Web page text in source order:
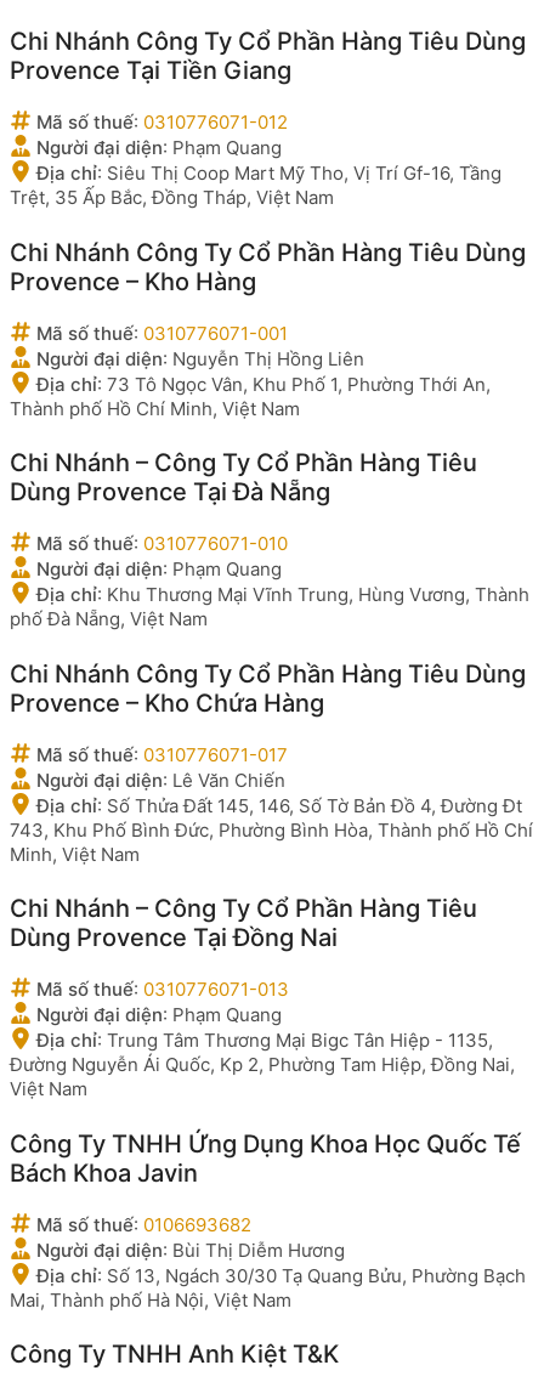
Chi Nhánh Công Ty Cổ Phần Hàng Tiêu Dùng
Provence Tại Tiền Giang
Mã số thuế: 0310776071-012
Người đại diện: Phạm Quang
Địa chỉ: Siêu Thị Coop Mart Mỹ Tho, Vị Trí Gf-16, Tầng
Trệt, 35 Ấp Bắc, Đồng Tháp, Việt Nam
Chi Nhánh Công Ty Cổ Phần Hàng Tiêu Dùng
Provence – Kho Hàng
Mã số thuế: 0310776071-001
Người đại diện: Nguyễn Thị Hồng Liên
Địa chỉ: 73 Tô Ngọc Vân, Khu Phố 1, Phường Thới An,
Thành phố Hồ Chí Minh, Việt Nam
Chi Nhánh – Công Ty Cổ Phần Hàng Tiêu
Dùng Provence Tại Đà Nẵng
Mã số thuế: 0310776071-010
Người đại diện: Phạm Quang
Địa chỉ: Khu Thương Mại Vĩnh Trung, Hùng Vương, Thành
phố Đà Nẵng, Việt Nam
Chi Nhánh Công Ty Cổ Phần Hàng Tiêu Dùng
Provence – Kho Chứa Hàng
Mã số thuế: 0310776071-017
Người đại diện: Lê Văn Chiến
Địa chỉ: Số Thửa Đất 145, 146, Số Tờ Bản Đồ 4, Đường Đt
743, Khu Phố Bình Đức, Phường Bình Hòa, Thành phố Hồ Chí
Minh, Việt Nam
Chi Nhánh – Công Ty Cổ Phần Hàng Tiêu
Dùng Provence Tại Đồng Nai
Mã số thuế: 0310776071-013
Người đại diện: Phạm Quang
Địa chỉ: Trung Tâm Thương Mại Bigc Tân Hiệp - 1135,
Đường Nguyễn Ái Quốc, Kp 2, Phường Tam Hiệp, Đồng Nai,
Việt Nam
Công Ty TNHH Ứng Dụng Khoa Học Quốc Tế
Bách Khoa Javin
Mã số thuế: 0106693682
Người đại diện: Bùi Thị Diễm Hương
Địa chỉ: Số 13, Ngách 30/30 Tạ Quang Bửu, Phường Bạch
Mai, Thành phố Hà Nội, Việt Nam
Công Ty TNHH Anh Kiệt T&K